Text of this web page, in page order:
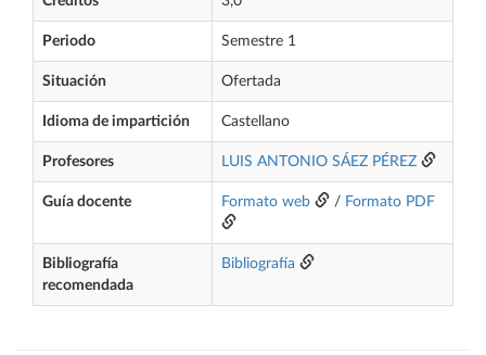
Periodo Semestre 1
Situación Ofertada
Idioma de impartición Castellano
Profesores LUIS ANTONIO SÁEZ PÉREZ
Guía docente Formato web / Formato PDF
Bibliografía
recomendada
Bibliografía